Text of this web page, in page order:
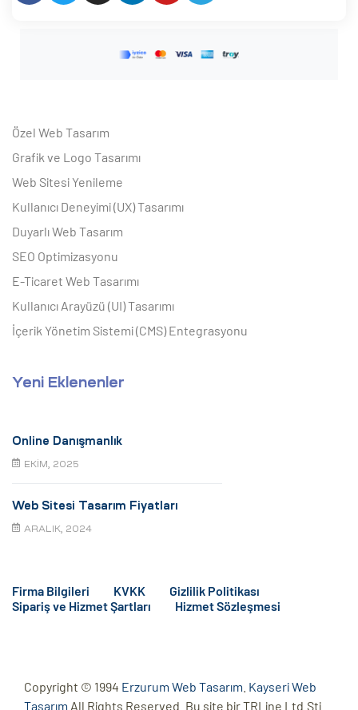
Özel Web Tasarım
Grafik ve Logo Tasarımı
Web Sitesi Yenileme
Kullanıcı Deneyimi (UX) Tasarımı
Duyarlı Web Tasarım
SEO Optimizasyonu
E-Ticaret Web Tasarımı
Kullanıcı Arayüzü (UI) Tasarımı
İçerik Yönetim Sistemi (CMS) Entegrasyonu
Yeni Eklenenler
Online Danışmanlık
EKIM, 2025
Web Sitesi Tasarım Fiyatları
ARALIK, 2024
Firma Bilgileri KVKK
Gizlilik Politikası
Sipariş ve Hizmet Şartları
Hizmet Sözleşmesi
Copyright © 1994 Erzurum Web Tasarım Kayseri Web
Tasarım All Rights Reserved. Bu site bir TRLine Ltd.Şti.